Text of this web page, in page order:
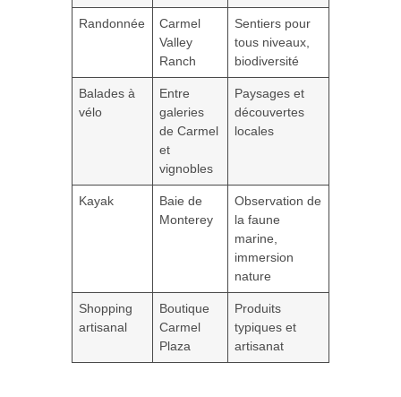
Randonnée
Carmel
Valley
Ranch
Sentiers pour
tous niveaux,
biodiversité
Balades à
vélo
Entre
galeries
de Carmel
et
vignobles
Paysages et
découvertes
locales
Kayak
Baie de
Monterey
Observation de
la faune
marine,
immersion
nature
Shopping
artisanal
Boutique
Carmel
Plaza
Produits
typiques et
artisanat